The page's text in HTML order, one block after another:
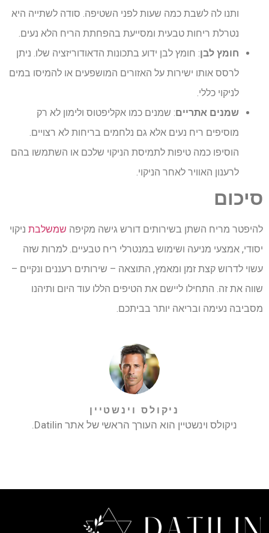
ותנו לה לשבת כמה שעות לפני השטיפה. סודה לשתייה היא
נטרלת ריחות טבעית ומסייעת בהפחתת הריח הלא נעים.
חומץ לבן: חומץ לבן ידוע בתכונות הדאודוריזציה שלו. ניתן
לרסס אותו ישירות על האזורים המושפעים או להמיסו במים
לניקוי כללי.
שמנים אתריים: שמנים כמו אקליפטוס ולימון לא רק
מוסיפים ריח נעים אלא גם נלחמים בריחות לא רצויים.
הוסיפו כמה טיפות לתמיסת הניקוי שלכם או השתמשו בהם
לרענון האוויר לאחר הניקוי.
סיכום
להיפטר מריח השתן בשירותים דורש גישה מקיפה שמשלבת ניקוי
יסודי, אמצעי מניעה ושימוש במנטרלי ריח טבעיים. למרות שזה
עשוי לדרוש קצת זמן ומאמץ, התוצאה – שירותים רעננים ונקיים –
שווה את זה. התחילו ליישם את הטיפים הללו עוד היום ותיהנו
מסביבה נעימה ובריאה יותר בביתכם.
ניקולס וינשטיין
ניקולס וינשטיין הוא העורך הראשי של אתר Datilin.